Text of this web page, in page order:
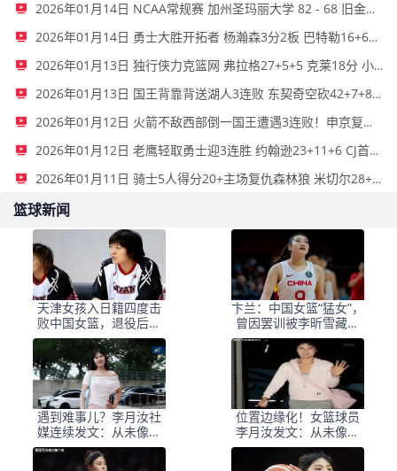
2026年01月14日 NCAA常规赛 加州圣玛丽大学 82 - 68 旧金山大学 全场集锦
2026年01月14日 勇士大胜开拓者 杨瀚森3分2板 巴特勒16+6+5 库里9中2送11助
2026年01月13日 独行侠力克篮网 弗拉格27+5+5 克莱18分 小波特28+9
2026年01月13日 国王背靠背送湖人3连败 东契奇空砍42+7+8+4断 威少22+5+7
2026年01月12日 火箭不敌西部倒一国王遭遇3连败！申京复出19+9 阿门31+13+6
2026年01月12日 老鹰轻取勇士迎3连胜 约翰逊23+11+6 CJ首秀12分 库里31+5
2026年01月11日 骑士5人得分20+主场复仇森林狼 米切尔28+8 爱德华兹25+5
篮球新闻
天津女孩入日籍四度击
败中国女篮，退役后毅
然返乡深耕本土青训
卞兰：中国女篮“猛女”，
曾因罢训被李昕雪藏，
二婚生下双胞胎
遇到难事儿？李月汝社
媒连续发文：从未像此
刻这般失望又无助
位置边缘化！女篮球员
李月汝发文：从未像此
刻这般满心失望、束手
无策